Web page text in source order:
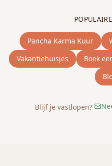
Pancha Karma Kuur
Vakantiehuisjes
Boek
Blijf je vastlopen?